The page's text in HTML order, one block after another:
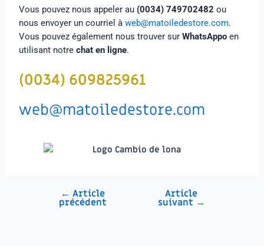
Vous pouvez nous appeler au (0034) 749702482 ou
nous envoyer un courriel àweb@matoiledestore.com.
Vous pouvez également nous trouver surWhatsAppo en
utilisant notrechat en ligne.
(0034) 609825961
web@matoiledestore.com
← Article
précédent
Article
suivant →